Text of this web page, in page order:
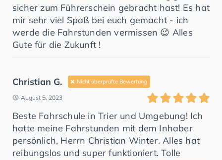
sicher zum Führerschein gebracht hast! Es hat
mir sehr viel Spaß bei euch gemacht - ich
werde die Fahrstunden vermissen 😉 Alles
Gute für die Zukunft !
Christian G. Nicht überprüfte Bewertung
August 5, 2023
Beste Fahrschule in Trier und Umgebung! Ich
hatte meine Fahrstunden mit dem Inhaber
persönlich, Herrn Christian Winter. Alles hat
reibungslos und super funktioniert. Tolle